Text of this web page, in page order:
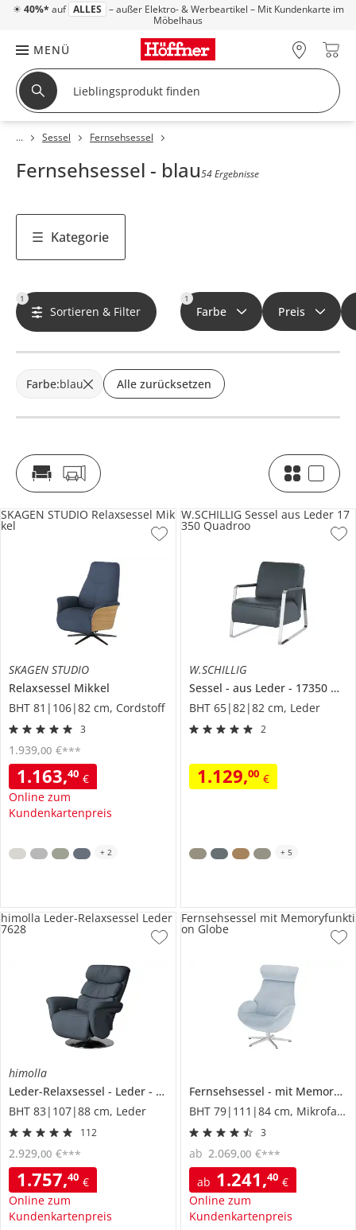
☀ 40%* auf ALLES – außer Elektro- & Werbeartikel – Mit Kundenkarte im
Möbelhaus
MENÜ
Sessel Fernsehsessel
Fernsehsessel - blau54 Ergebnisse
Kategorie
1
Sortieren & Filter
1
Farbe Preis
Farbe:blau Alle zurücksetzen
SKAGEN STUDIO
Relaxsessel Mikkel
BHT 81|106|82 cm, Cordstoff
3
1.163,40 €
Online zum
Kundenkartenpreis
1.939,00 €***
SKAGEN STUDIO Relaxsessel Mik
kel
+ 2
W.SCHILLIG
Sessel
aus Leder
17350 Quadroo
BHT 65|82|82 cm, Leder
2
1.129,00 €
W.SCHILLIG Sessel aus Leder 17
350 Quadroo
+ 5
himolla
Leder-Relaxsessel
Leder
7628
BHT 83|107|88 cm, Leder
112
1.757,40 €
Online zum
Kundenkartenpreis
2.929,00 €***
himolla Leder-Relaxsessel Leder
7628
Fernsehsessel
mit Memoryfunktion
BHT 79|111|84 cm, Mikrofaser
3
ab 1.241,40 €
Online zum
Kundenkartenpreis
ab 2.069,00 €***
Fernsehsessel mit Memoryfunkti
on Globe